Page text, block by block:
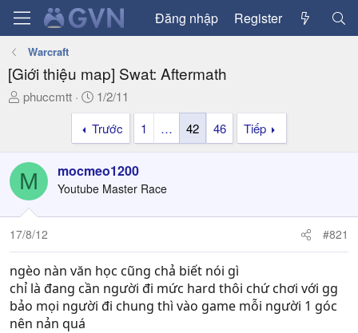
Đăng nhập Register
Warcraft
[Giới thiệu map] Swat: Aftermath
T
a
d
s
t
a
e
r
phuccmtt
N
g
à
y
ử
i
1/2/11
Trước
1 … 42 46 Tiếp
M mocmeo1200
Youtube Master Race
17/8/12 #821
ngèo nàn văn học cũng chả biết nói gì
chỉ là đang cần người đi mức hard thôi chứ chơi với gg
bảo mọi người đi chung thì vào game mỗi người 1 góc
nên nản quá